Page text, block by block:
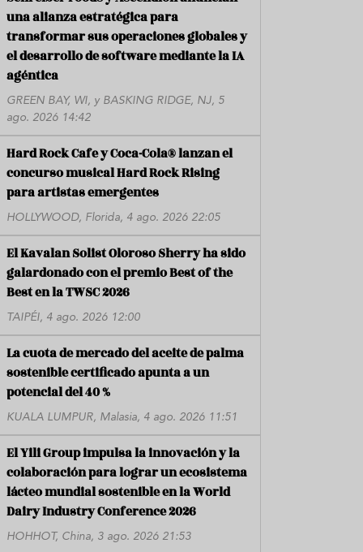
una alianza estratégica para
transformar sus operaciones globales y
el desarrollo de software mediante la IA
agéntica
GREEN BAY, WI, y BASKING RIDGE, NJ, 5
ago. 2026 14:42
Hard Rock Cafe y Coca-Cola® lanzan el
concurso musical Hard Rock Rising
para artistas emergentes
HOLLYWOOD, Florida, 4 ago. 2026 22:05
El Kavalan Solist Oloroso Sherry ha sido
galardonado con el premio Best of the
Best en la TWSC 2026
TAIPÉI, 4 ago. 2026 12:00
La cuota de mercado del aceite de palma
sostenible certificado apunta a un
potencial del 40 %
KUALA LUMPUR, Malasia, 4 ago. 2026 11:51
El Yili Group impulsa la innovación y la
colaboración para lograr un ecosistema
lácteo mundial sostenible en la World
Dairy Industry Conference 2026
HOHHOT, China, 3 ago. 2026 21:53